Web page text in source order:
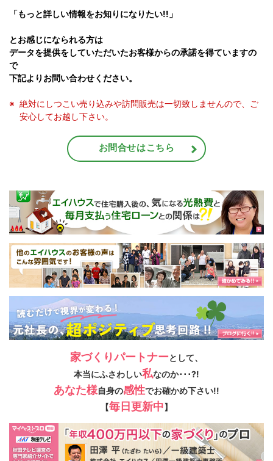
「もっと詳しい情報をお知りになりたい!!」
とお感じになられる方は
データを提供をしていただいたお客様からの承諾を得ていますの
で
下記よりお問い合わせください。
絶対にしつこい売り込みや訪問販売は一切致しませんので、ご
安心してお越し下さい。
お問合せはこちら
家づくりパートナーとして、
本当にふさわしい私なのか･･･?!
あなた様自身の感性でお確かめ下さい!!
【毎日更新中】